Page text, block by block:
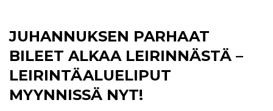
JUHANNUKSEN PARHAAT
BILEET ALKAA LEIRINNÄSTÄ –
LEIRINTÄALUELIPUT
MYYNNISSÄ NYT!